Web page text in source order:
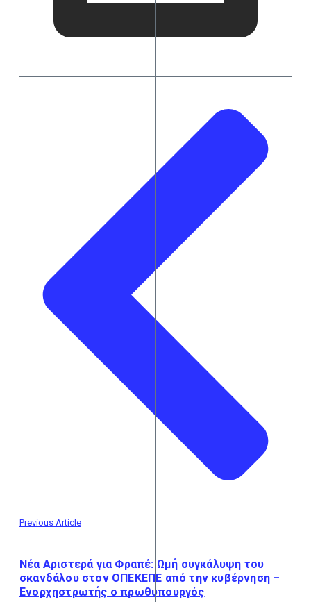
Previous Article
Νέα Αριστερά για Φραπέ: Ωμή συγκάλυψη του
σκανδάλου στον ΟΠΕΚΕΠΕ από την κυβέρνηση –
Ενορχηστρωτής ο πρωθυπουργός